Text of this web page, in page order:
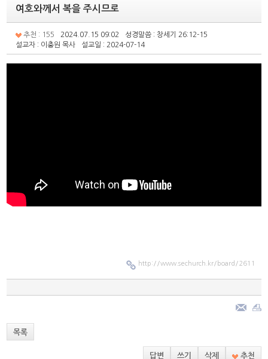
찾아오시는길
묵상
성경공부
여호와께서 복을 주시므로
추천 : 155 2024.07.15 09:02
성경말씀 : 창세기 26:12-15
설교자 : 이충원 목사
설교일 : 2024-07-14
http://www.sechurch.kr/board/2611
목록
답변 쓰기 삭제 추천